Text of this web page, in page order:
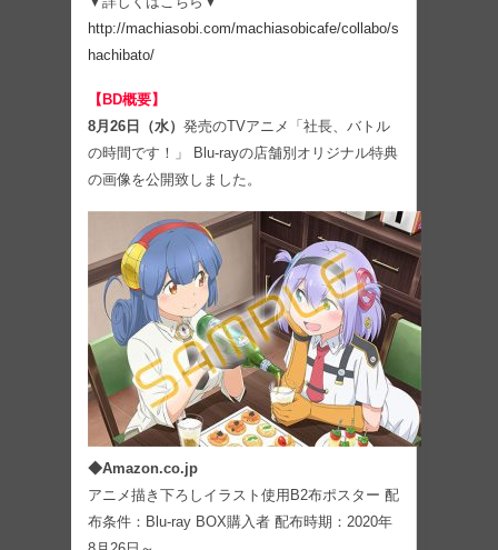
http://machiasobi.com/machiasobicafe/collabo/s
hachibato/
【BD概要】
8月26日（水） 発売のTVアニメ「社長、バトル
の時間です！」 Blu-rayの店舗別オリジナル特典
の画像を公開致しました。
◆Amazon.co.jp
アニメ描き下ろしイラスト使用B2布ポスター 配
布条件：Blu-ray BOX購入者 配布時期：2020年